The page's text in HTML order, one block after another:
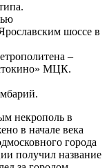
шоссе в
–
МЦК.
некрополь в
в начале века
города
получил название